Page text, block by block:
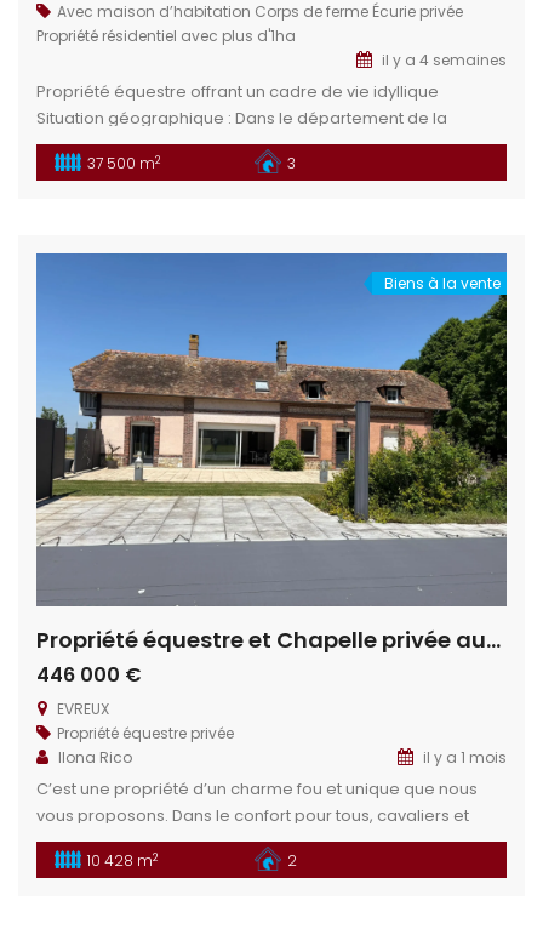
Avec maison d’habitation Corps de ferme Écurie privée
Propriété résidentiel avec plus d'1ha
il y a 4 semaines
Propriété équestre offrant un cadre de vie idyllique
Situation géographique : Dans le département de la
Mayenne en limitrophe de la Sarthe, en région Pays de la
Loire, se trouve le charmant village de Vimartin sur Orthe.
37 500 m2 3
Biens à la vente
Propriété équestre et Chapelle privée aux portes d’Évreux
446 000 €
EVREUX
Propriété équestre privée
Ilona Rico
il y a 1 mois
C’est une propriété d’un charme fou et unique que nous
vous proposons. Dans le confort pour tous, cavaliers et
chevaux, venez installer votre rêve dans cette propriété
aux portes d’une grande ville pour allier le confort de la
10 428 m2 2